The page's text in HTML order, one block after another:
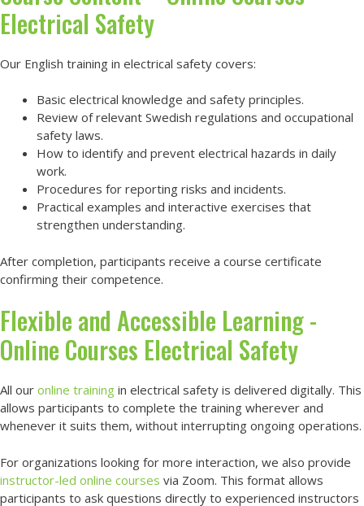
Electrical Safety
Our English training in electrical safety covers:
Basic electrical knowledge and safety principles.
Review of relevant Swedish regulations and occupational
safety laws.
How to identify and prevent electrical hazards in daily
work.
Procedures for reporting risks and incidents.
Practical examples and interactive exercises that
strengthen understanding.
After completion, participants receive a course certificate
confirming their competence.
Flexible and Accessible Learning -
Online Courses Electrical Safety
All our online training in electrical safety is delivered digitally. This
allows participants to complete the training wherever and
whenever it suits them, without interrupting ongoing operations.
For organizations looking for more interaction, we also provide
instructor-led online courses via Zoom. This format allows
participants to ask questions directly to experienced instructors